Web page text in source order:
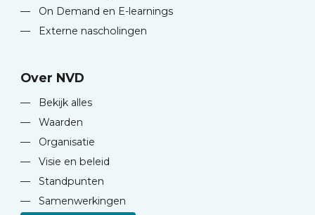
—
On Demand en E-learnings
—
Externe nascholingen
Over NVD
—
Bekijk alles
—
Waarden
—
Organisatie
—
Visie en beleid
—
Standpunten
—
Samenwerkingen